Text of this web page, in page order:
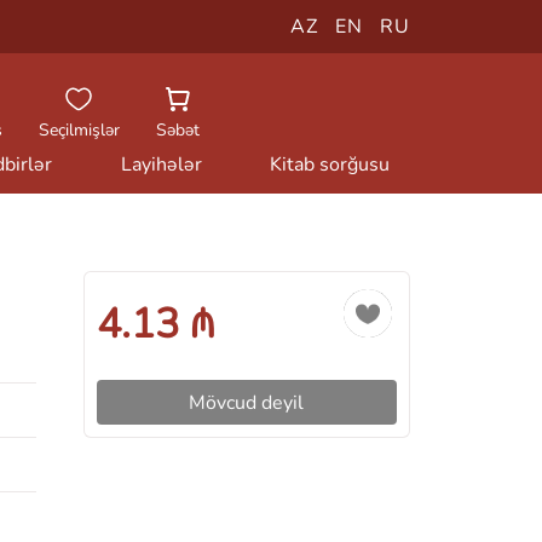
AZ EN RU
Seçilmişlər Səbət
Layihələr Kitab sorğusu
4.13 ₼
Mövcud deyil